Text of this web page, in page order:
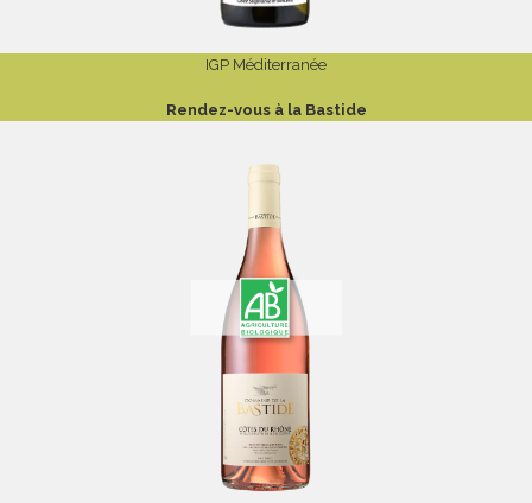
IGP Méditerranée
Rendez-vous à la Bastide